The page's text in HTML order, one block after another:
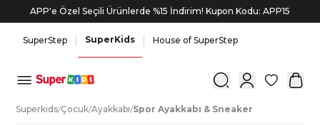
APP'e Özel Seçili Ürünlerde %15 İndirim! Kupon Kodu: APP15
SuperStep SuperKids House of SuperStep
0
Superkids/Çocuk/Ayakkabı/Spor Ayakkabı & Sneaker